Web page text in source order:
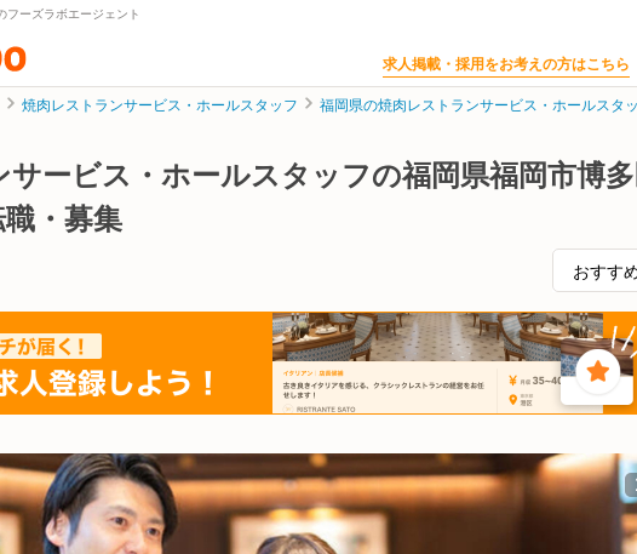
ーズラボエージェント
求人掲載・採用をお考えの方はこちら
焼肉レストランサービス・ホールスタッフ 福岡県の焼肉レストランサービス・ホールスタ
ービス・ホールスタッフの福岡県福岡市博
・募集